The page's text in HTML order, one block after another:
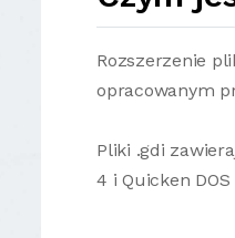
Rozszerzenie
opracowanym
Pliki .gdi
4 i Quicken